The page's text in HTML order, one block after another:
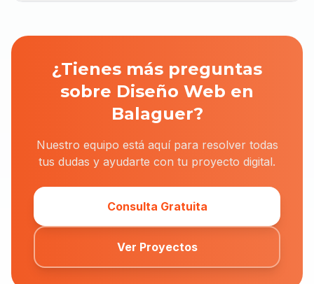
¿Tienes más preguntas
sobre Diseño Web en
Balaguer?
Nuestro equipo está aquí para resolver todas
tus dudas y ayudarte con tu proyecto digital.
Consulta Gratuita
Ver Proyectos